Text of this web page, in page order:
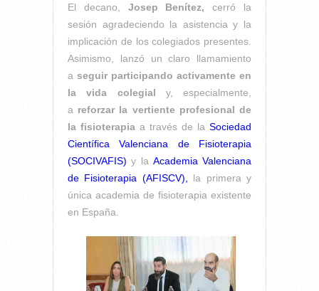
El decano, Josep Benítez, cerró la
sesión agradeciendo la asistencia y la
implicación de los colegiados presentes.
Asimismo, lanzó un claro llamamiento
a seguir participando activamente en
la vida colegial y, especialmente,
a reforzar la vertiente profesional de
la fisioterapia a través de la Sociedad
Científica Valenciana de Fisioterapia
(SOCIVAFIS) y la Academia Valenciana
de Fisioterapia (AFISCV),
la primera y
única academia de fisioterapia existente
en España.